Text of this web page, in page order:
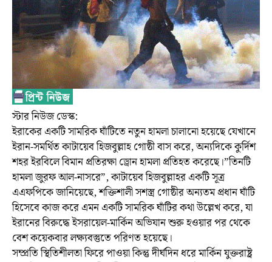
স্টার নিউজ ডেস্ক:
ইরাকের একটি সামরিক ঘাঁটিতে নতুন হামলা চালানো হয়েছে যেখানে
ইরান-সমর্থিত কাটায়েব হিজবুল্লাহ গোষ্ঠী বাস করে, অন্যদিকে কুর্দিশ
শহর ইরবিলে বিমান প্রতিরক্ষা ড্রোন হামলা প্রতিহত করেছে।”তিনটি
হামলা জুরফ আল-নাসরে”, কাটায়েব হিজবুল্লাহর একটি সূত্র
এএফপিকে জানিয়েছে, শক্তিশালী সশস্ত্র গোষ্ঠীর অন্যতম প্রধান ঘাঁটি
হিসেবে কাজ করে এমন একটি সামরিক ঘাঁটির কথা উল্লেখ করে, যা
ইরানের বিরুদ্ধে ইসরায়েল-মার্কিন অভিযান শুরু হওয়ার পর থেকে
বেশ কয়েকবার লক্ষ্যবস্তুতে পরিণত হয়েছে।
সম্প্রতি স্থিতিশীলতা ফিরে পাওয়া কিন্তু দীর্ঘদিন ধরে মার্কিন যুক্তরাষ্ট্র